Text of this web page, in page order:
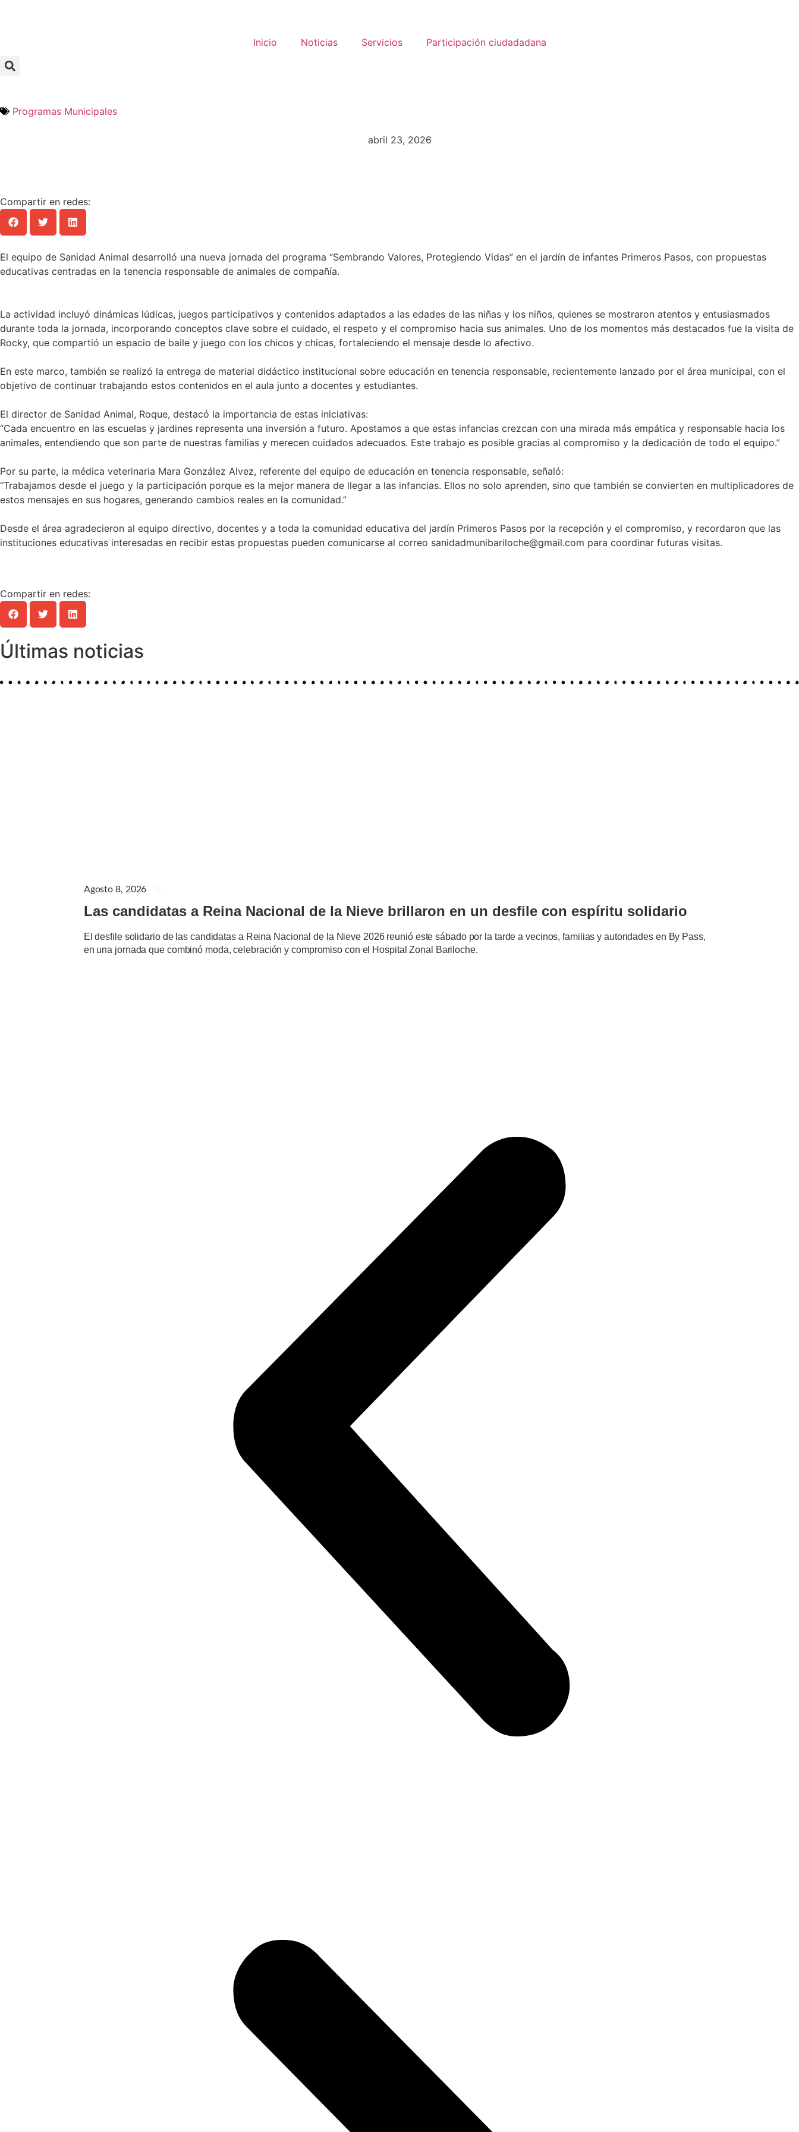
Inicio Noticias Servicios Participación ciudadadana
Programas Municipales
abril 23, 2026
Compartir en redes:
El equipo de Sanidad Animal desarrolló una nueva jornada del programa “Sembrando Valores, Protegiendo Vidas” en el jardín de infantes Primeros Pasos, con propuestas
educativas centradas en la tenencia responsable de animales de compañía.
La actividad incluyó dinámicas lúdicas, juegos participativos y contenidos adaptados a las edades de las niñas y los niños, quienes se mostraron atentos y entusiasmados
durante toda la jornada, incorporando conceptos clave sobre el cuidado, el respeto y el compromiso hacia sus animales. Uno de los momentos más destacados fue la visita de
Rocky, que compartió un espacio de baile y juego con los chicos y chicas, fortaleciendo el mensaje desde lo afectivo.
En este marco, también se realizó la entrega de material didáctico institucional sobre educación en tenencia responsable, recientemente lanzado por el área municipal, con el
objetivo de continuar trabajando estos contenidos en el aula junto a docentes y estudiantes.
El director de Sanidad Animal, Roque, destacó la importancia de estas iniciativas:
“Cada encuentro en las escuelas y jardines representa una inversión a futuro. Apostamos a que estas infancias crezcan con una mirada más empática y responsable hacia los
animales, entendiendo que son parte de nuestras familias y merecen cuidados adecuados. Este trabajo es posible gracias al compromiso y la dedicación de todo el equipo.”
Por su parte, la médica veterinaria Mara González Alvez, referente del equipo de educación en tenencia responsable, señaló:
“Trabajamos desde el juego y la participación porque es la mejor manera de llegar a las infancias. Ellos no solo aprenden, sino que también se convierten en multiplicadores de
estos mensajes en sus hogares, generando cambios reales en la comunidad.”
Desde el área agradecieron al equipo directivo, docentes y a toda la comunidad educativa del jardín Primeros Pasos por la recepción y el compromiso, y recordaron que las
instituciones educativas interesadas en recibir estas propuestas pueden comunicarse al correo sanidadmunibariloche@gmail.com para coordinar futuras visitas.
Compartir en redes:
Últimas noticias
Agosto 8, 2026
Las candidatas a Reina Nacional de la Nieve brillaron en un desfile con espíritu solidario
El desfile solidario de las candidatas a Reina Nacional de la Nieve 2026 reunió este sábado por la tarde a vecinos, familias y autoridades en By Pass,
en una jornada que combinó moda, celebración y compromiso con el Hospital Zonal Bariloche.